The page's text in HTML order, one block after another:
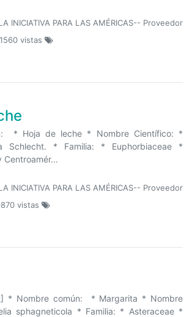
INICIATIVA PARA LAS AMÉRICAS-- Proveedor
vistas
* Hoja de leche * Nombre Científico: *
Schlecht. * Familia: * Euphorbiaceae *
Centroamér...
INICIATIVA PARA LAS AMÉRICAS-- Proveedor
vistas
* Nombre común: * Margarita * Nombre
sphagneticola * Familia: * Asteraceae *